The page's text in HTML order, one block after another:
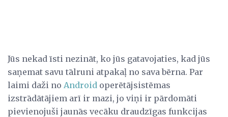
Jūs nekad īsti nezināt, ko jūs gatavojaties, kad jūs
saņemat savu tālruni atpakaļ no sava bērna. Par
laimi daži no Android operētājsistēmas
izstrādātājiem arī ir mazi, jo viņi ir pārdomāti
pievienojuši jaunās vecāku draudzīgas funkcijas